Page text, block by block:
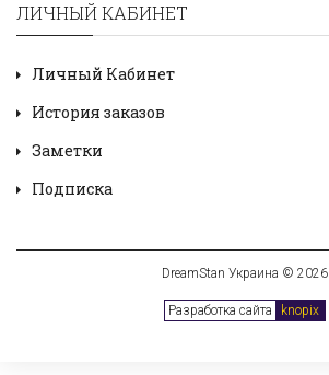
ЛИЧНЫЙ КАБИНЕТ
Личный Кабинет
История заказов
Заметки
Подписка
DreamStan Украина © 2026
Разработка сайта knopix